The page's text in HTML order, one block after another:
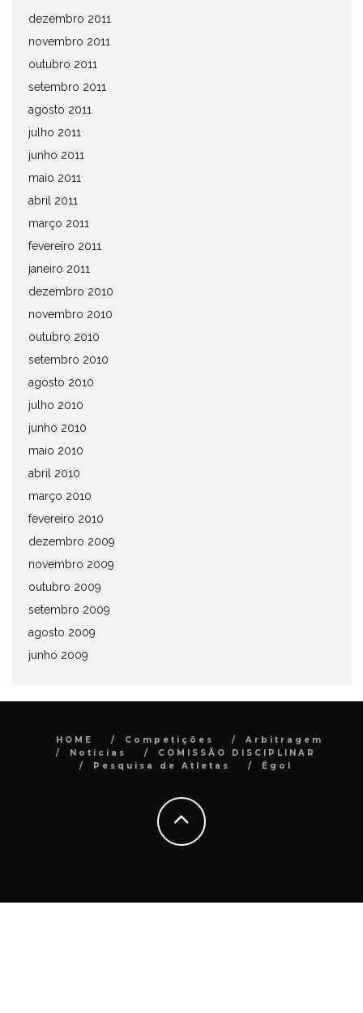
dezembro 2011
novembro 2011
outubro 2011
setembro 2011
agosto 2011
julho 2011
junho 2011
maio 2011
abril 2011
março 2011
fevereiro 2011
janeiro 2011
dezembro 2010
novembro 2010
outubro 2010
setembro 2010
agosto 2010
julho 2010
junho 2010
maio 2010
abril 2010
março 2010
fevereiro 2010
dezembro 2009
novembro 2009
outubro 2009
setembro 2009
agosto 2009
junho 2009
HOME Competições
Arbitragem
Notícias
COMISSÃO DISCIPLINAR
Pesquisa de Atletas
Égol